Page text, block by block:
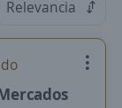
Relevancia